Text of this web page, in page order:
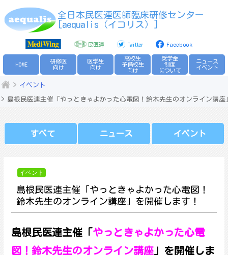
to
全日本民医連医師臨床研修センター
[aequalis（イコリス）]
民医連 Twitter Facebook
HOME
研修医
向け
医学生
向け
高校生
予備校生
向け
奨学金
制度
について
ニュース
イベント
イベント
島根民医連主催「やっときゃよかった心電図！鈴木先生のオンライン講座
すべて ニュース イベント
イベント
島根民医連主催「やっときゃよかった心電図！
鈴木先生のオンライン講座」を開催します！
島根民医連主催「 やっときゃよかった心電
図！鈴木先生のオンライン講座」を開催しま